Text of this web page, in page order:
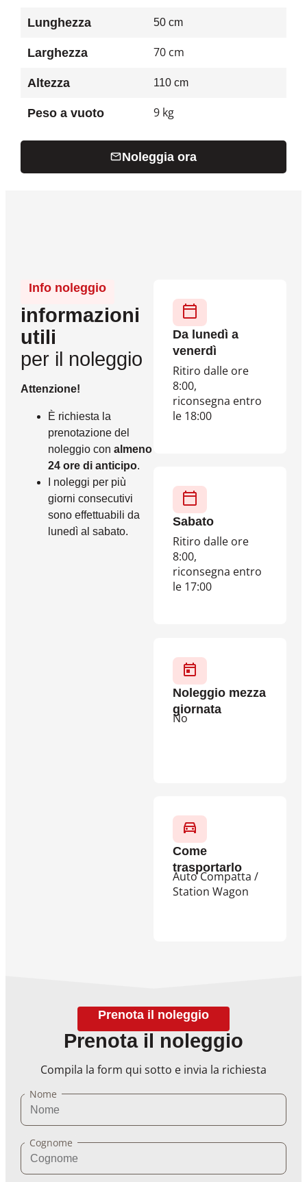
Lunghezza 50 cm
Larghezza 70 cm
Altezza 110 cm
Peso a vuoto 9 kg
Noleggia ora
Info noleggio
informazioni
utili
per il noleggio
Attenzione!
È richiesta la
prenotazione del
noleggio con almeno
24 ore di anticipo.
I noleggi per più
giorni consecutivi
sono effettuabili da
lunedì al sabato.
Da lunedì a
venerdì
Ritiro dalle ore
8:00,
riconsegna entro
le 18:00
Sabato
Ritiro dalle ore
8:00,
riconsegna entro
le 17:00
Noleggio mezza
giornata
No
Come
trasportarlo
Auto Compatta /
Station Wagon
Prenota il noleggio
Prenota il noleggio
Compila la form qui sotto e invia la richiesta
Nome
Cognome